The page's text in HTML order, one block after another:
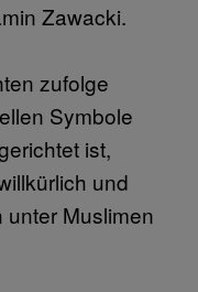
Zawacki.
zufolge
Symbole
ist,
und
Muslimen